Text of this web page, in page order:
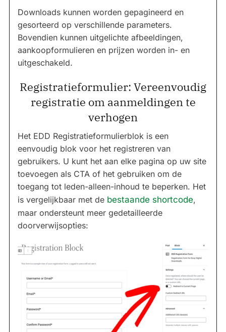
Downloads kunnen worden gepagineerd en
gesorteerd op verschillende parameters.
Bovendien kunnen uitgelichte afbeeldingen,
aankoopformulieren en prijzen worden in- en
uitgeschakeld.
Registratieformulier: Vereenvoudig
registratie om aanmeldingen te
verhogen
Het EDD Registratieformulierblok is een
eenvoudig blok voor het registreren van
gebruikers. U kunt het aan elke pagina op uw site
toevoegen als CTA of het gebruiken om de
toegang tot leden-alleen-inhoud te beperken. Het
is vergelijkbaar met de bestaande shortcode,
maar ondersteunt meer gedetailleerde
doorverwijsopties: